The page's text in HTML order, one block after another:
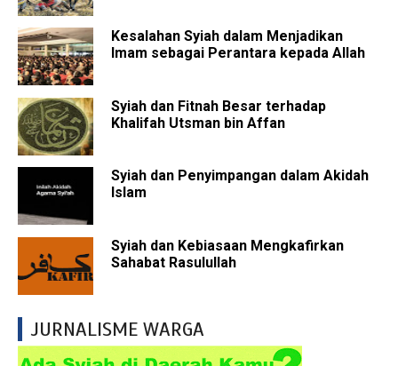
Kesalahan Syiah dalam Menjadikan
Imam sebagai Perantara kepada Allah
Syiah dan Fitnah Besar terhadap
Khalifah Utsman bin Affan
Syiah dan Penyimpangan dalam Akidah
Islam
Syiah dan Kebiasaan Mengkafirkan
Sahabat Rasulullah
JURNALISME WARGA